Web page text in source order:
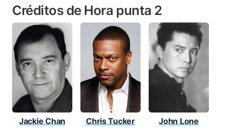
Créditos de Hora punta 2
Jackie Chan
Chris Tucker
John Lone